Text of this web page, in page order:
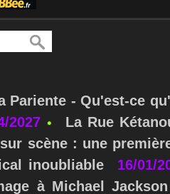
Pariente - Qu'est-ce
2027
La Rue
sur scène : une
inoubliable
16/01/
à Michael